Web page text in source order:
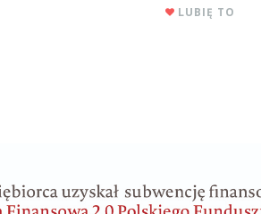
LUBIĘ TO